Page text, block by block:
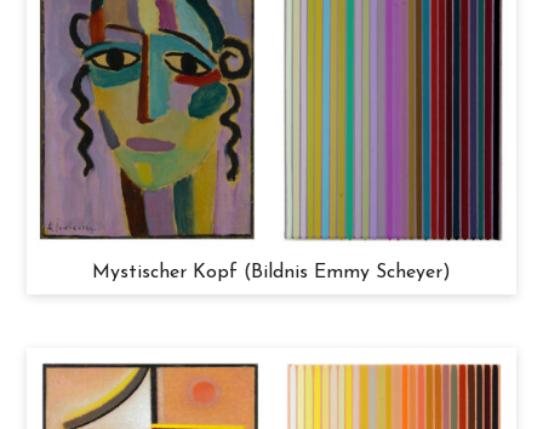
Mystischer Kopf (Bildnis Emmy Scheyer)